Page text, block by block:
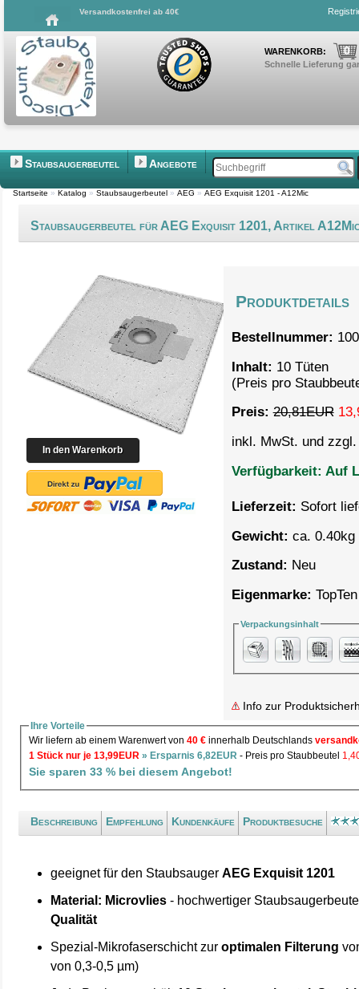
Versandkostenfrei ab 40€
WARENKORB: 0
Schnelle Lieferung
Staubsaugerbeutel Angebote
Startseite » Katalog » Staubsaugerbeutel » AEG » AEG Exquisit 1201 - A12Mic
Staubsaugerbeutel für AEG Exquisit 1201, Artikel
Produktdetails
Bestellnummer:
Inhalt: 10 Tüten
(Preis pro
Preis: 20,81EUR
inkl. MwSt. und
Verfügbarkeit: Auf
Lieferzeit: Sofort
Gewicht: ca. 0.40kg
Zustand: Neu
Eigenmarke: TopTen
Verpackungsinhalt
Info zur
Ihre Vorteile
Wir liefern ab einem Warenwert von40 € innerhalb Deutschlands
1 Stück nur je 13,99EUR » Ersparnis 6,82EUR - Preis pro Staubbeutel
Sie sparen 33 % bei diesem Angebot!
Beschreibung Empfehlung Kundenkäufe Produktbesuche
geeignet für den StaubsaugerAEG Exquisit 1201
Material: Microvlies - hochwertiger
Qualität
Spezial-Mikrofaserschicht zuroptimalen Filterung
von 0,3-0,5 µm)